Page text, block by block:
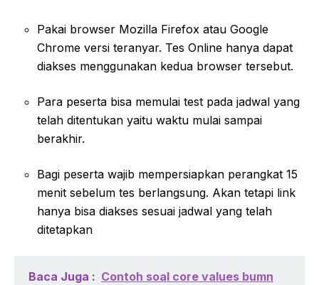
Pakai browser Mozilla Firefox atau Google
Chrome versi teranyar. Tes Online hanya dapat
diakses menggunakan kedua browser tersebut.
Para peserta bisa memulai test pada jadwal yang
telah ditentukan yaitu waktu mulai sampai
berakhir.
Bagi peserta wajib mempersiapkan perangkat 15
menit sebelum tes berlangsung. Akan tetapi link
hanya bisa diakses sesuai jadwal yang telah
ditetapkan
Baca Juga : Contoh soal core values bumn